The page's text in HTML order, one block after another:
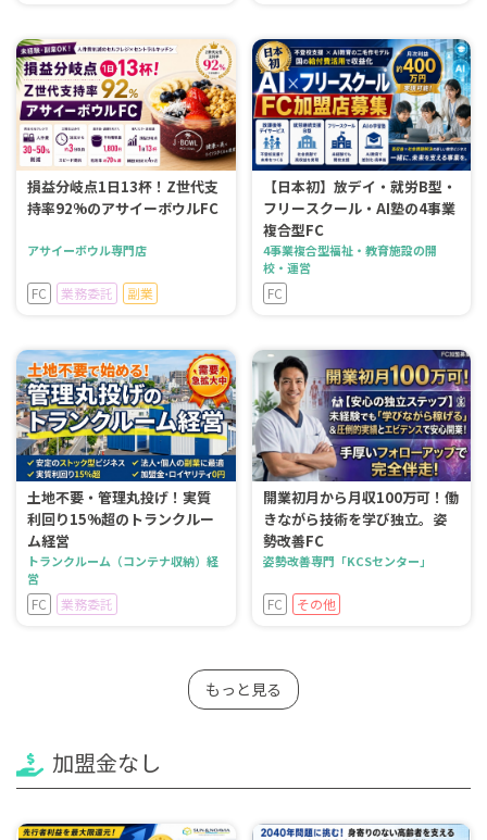
損益分岐点1日13杯！Z世代支
持率92%のアサイーボウルFC
アサイーボウル専門店
FC 業務委託 副業
【日本初】放デイ・就労B型・
フリースクール・AI塾の4事業
複合型FC
4事業複合型福祉・教育施設の開
校・運営
FC
土地不要・管理丸投げ！実質
利回り15%超のトランクルー
ム経営
トランクルーム（コンテナ収納）経
営
FC 業務委託
開業初月から月収100万可！働
きながら技術を学び独立。姿
勢改善FC
姿勢改善専門「KCSセンター」
FC その他
もっと見る
加盟金なし